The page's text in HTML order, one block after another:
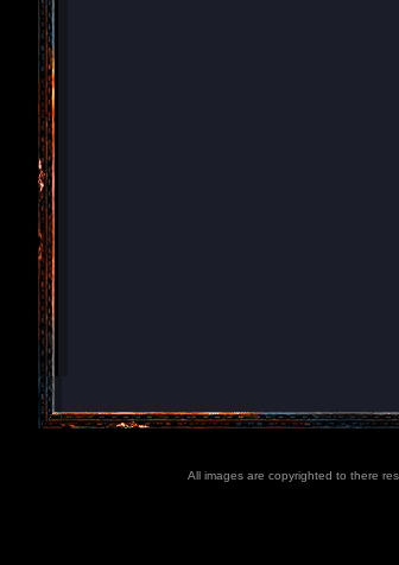
All images are copyrighted to there